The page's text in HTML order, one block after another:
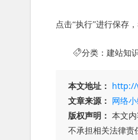
点击“执行”进行保存
分类： 建站知
本文地址： http://
文章来源： 网络
版权声明： 本文
不承担相关法律责